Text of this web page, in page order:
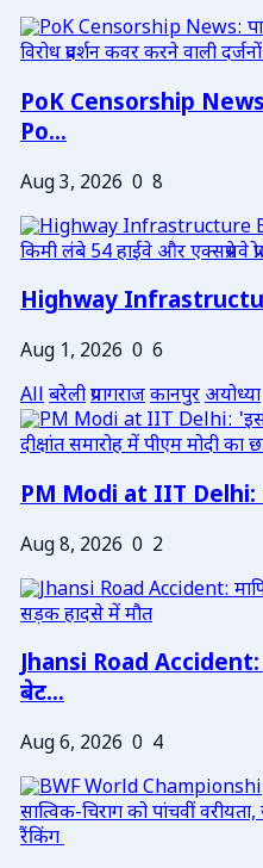
PoK Censorship
Po...
Aug 3, 2026 0 8
Highway
Aug 1, 2026 0 6
Allबरेलीप्रयागराजकानपुरअयोध्या
PM Modi at IIT Delhi:
Aug 8, 2026 0 2
Jhansi Road
बेट...
Aug 6, 2026 0 4